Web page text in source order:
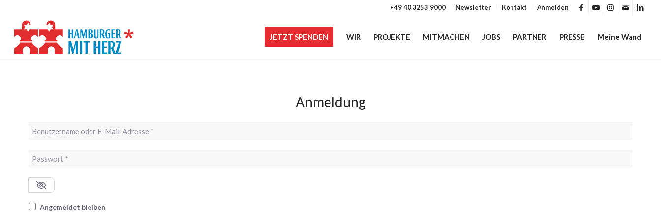
Newsletter Kontakt Anmelden
+49 40 3253 9000
JETZT SPENDEN WIR PROJEKTE MITMACHEN JOBS PARTNER PRESSE Meine Wand
Anmeldung
Benutzername oder E-Mail-Adresse
Passwort *
Angemeldet bleiben